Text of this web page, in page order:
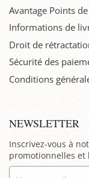
Avantage Points
Informations de
Droit de
Sécurité des
Conditions
NEWSLETTER
Inscrivez-vous à
promotionnelles et